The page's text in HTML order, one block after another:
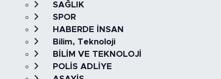
SAĞLIK
SPOR
HABERDE İNSAN
Bilim, Teknoloji
BİLİM VE TEKNOLOJİ
POLİS ADLİYE